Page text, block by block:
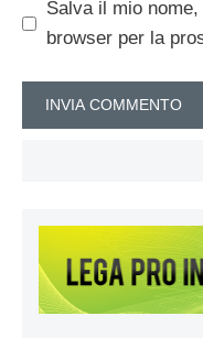
Salva il mio
browser per la